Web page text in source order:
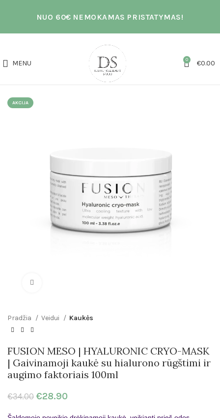
NUO 60€ NEMOKAMAS PRISTATYMAS!
MENU 0 €0.00
AKCIJA
Pradžia Veidui Kaukės
FUSION MESO | HYALURONIC CRYO-MASK
| Gaivinamoji kaukė su hialurono rūgštimi ir
augimo faktoriais 100ml
€34.00 €28.90